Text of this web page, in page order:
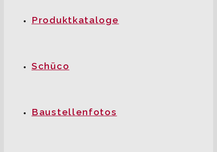
Produktkataloge
Schüco
Baustellenfotos